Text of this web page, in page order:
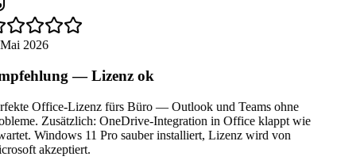
2026
— Lizenz ok
Office-Lizenz fürs Büro — Outlook und Teams ohne
Zusätzlich: OneDrive-Integration in Office klappt wie
Windows 11 Pro sauber installiert, Lizenz wird von
akzeptiert.